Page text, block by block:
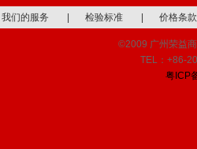
我们的服务 检验标准 价格条款
©2009 广州荣益
TEL：+86-
粤ICP